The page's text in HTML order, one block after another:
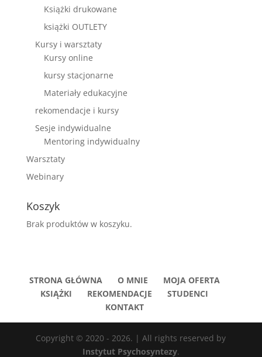
Książki drukowane
książki OUTLETY
Kursy i warsztaty
Kursy online
kursy stacjonarne
Materiały edukacyjne
rekomendacje i kursy
Sesje indywidualne
Mentoring indywidualny
Warsztaty
Webinary
Koszyk
Brak produktów w koszyku.
STRONA GŁÓWNA O MNIE
MOJA OFERTA
KSIĄŻKI
REKOMENDACJE
STUDENCI
KONTAKT
Copyright © 2020 - 2026. | All rights reserved by
Instytut Psychosyntezy.